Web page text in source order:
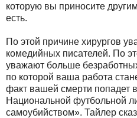
которую вы приносите
есть.
По этой причине хирургов
комедийных писателей. По
уважают больше
по которой ваша работа
факт вашей смерти попадет
Национальной футбольной
самоубийством». Тайлер